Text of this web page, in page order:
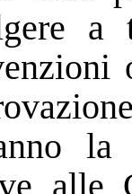
a
la
alle